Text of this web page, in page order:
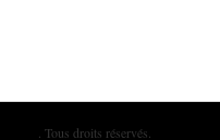
. Tous droits réservés.